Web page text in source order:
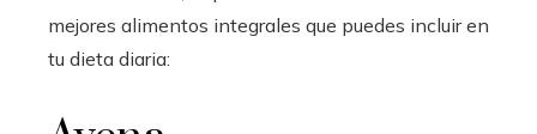
mejores alimentos integrales que puedes incluir en
tu dieta diaria: